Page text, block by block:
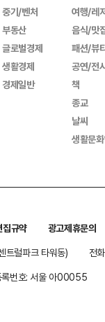
중기/벤처
부동산
글로벌경제
생활경제
경제일반
여행/레
음식/맛
패션/뷰
공연/전
책
종교
날씨
생활문
집규약
광고제휴문의
트럴파크 타워동)
전
록번호: 서울 아00055